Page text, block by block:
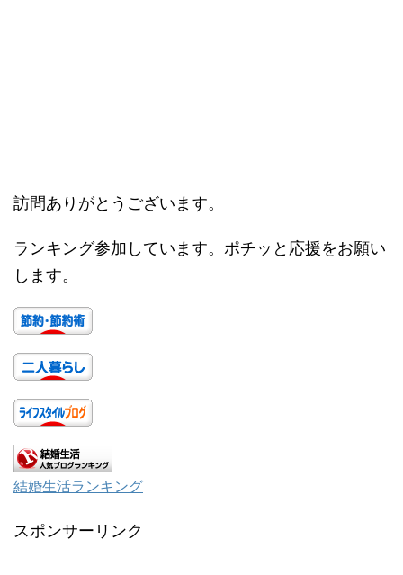
訪問ありがとうございます。
ランキング参加しています。ポチッと応援をお願い
します。
結婚生活ランキング
スポンサーリンク